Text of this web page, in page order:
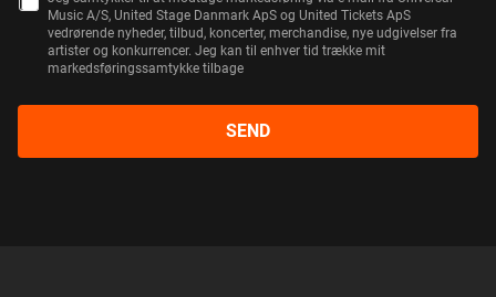
Music A/S, United Stage Danmark ApS og United Tickets ApS
vedrørende nyheder, tilbud, koncerter, merchandise, nye udgivelser fra
artister og konkurrencer. Jeg kan til enhver tid trække mit
markedsføringssamtykke tilbage
SEND